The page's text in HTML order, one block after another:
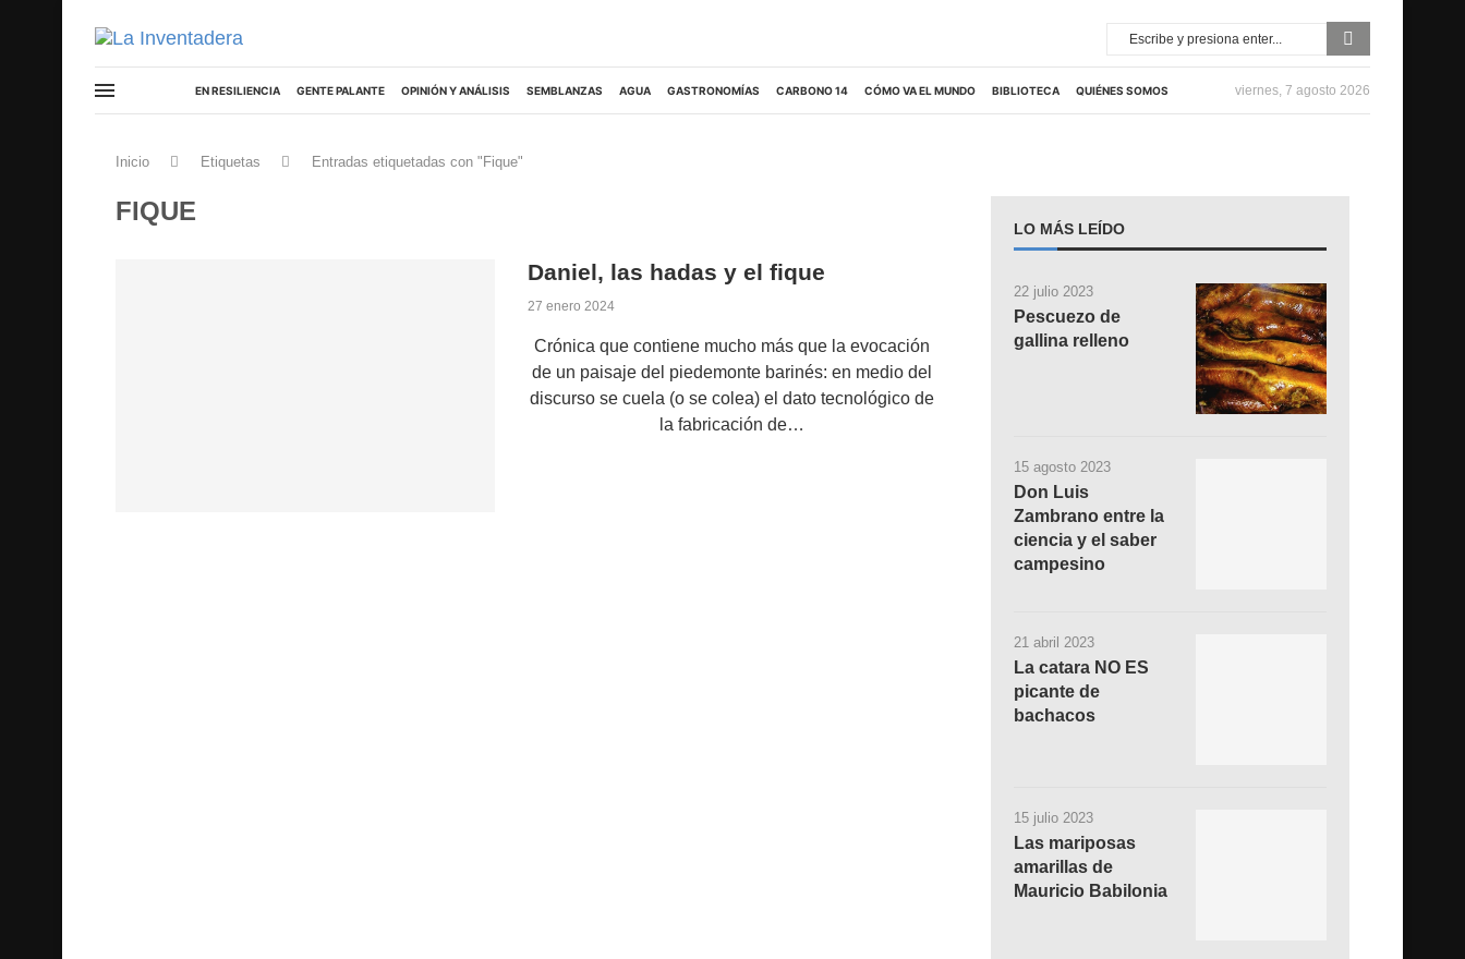
EN RESILIENCIA GENTE PALANTE OPINIÓN Y ANÁLISIS SEMBLANZAS AGUA GASTRONOMÍAS CARBONO 14 CÓMO VA EL MUNDO BIBLIOTECA QUIÉNES SOMOS viernes, 7 agosto 2026
Inicio Etiquetas Entradas etiquetadas con "Fique"
FIQUE
Daniel, las hadas y el fique
27 enero 2024
Crónica que contiene mucho más que la evocación
de un paisaje del piedemonte barinés: en medio del
discurso se cuela (o se colea) el dato tecnológico de
la fabricación de…
LO MÁS LEÍDO
22 julio 2023
Pescuezo de
gallina relleno
15 agosto 2023
Don Luis
Zambrano entre la
ciencia y el saber
campesino
21 abril 2023
La catara NO ES
picante de
bachacos
15 julio 2023
Las mariposas
amarillas de
Mauricio Babilonia